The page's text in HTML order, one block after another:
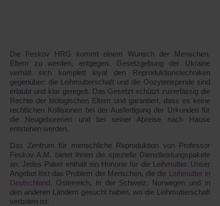
Die Feskov HRG kommt einem Wunsch der Menschen,
Eltern zu werden, entgegen. Gesetzgebung der Ukraine
verhält sich komplett loyal den Reproduktionstechniken
gegenüber: die Leihmutterschaft und die Oozytenspende sind
erlaubt und klar geregelt. Das Gesetzt schützt zuverlässig die
Rechte der biologischen Eltern und garantiert, dass es keine
rechtlichen Kollisionen bei der Ausfertigung der Urkunden für
die Neugeborenen und bei seiner Abreise nach Hause
entstehen werden.
Das Zentrum für menschliche Reproduktion von Professor
Feskov A.M. bietet Ihnen die spezielle Dienstleistungspakete
an. Jedes Paket enthält ein Honorar für die Leihmutter. Unser
Angebot löst das Problem der Menschen, die die Leihmutter in
Deutschland, Österreich, in der Schweiz, Norwegen und in
den anderen Ländern gesucht haben, wo die Leihmutterschaft
verboten ist.